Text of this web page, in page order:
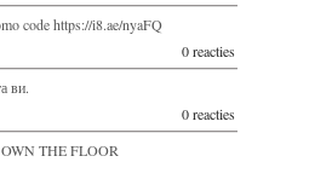
code https://i8.ae/nyaFQ
0 reacties
ви.
0 reacties
THE FLOOR